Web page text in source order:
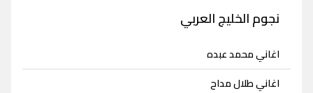
نجوم الخليج العربي
اغاني محمد عبده
اغاني طلال مداح